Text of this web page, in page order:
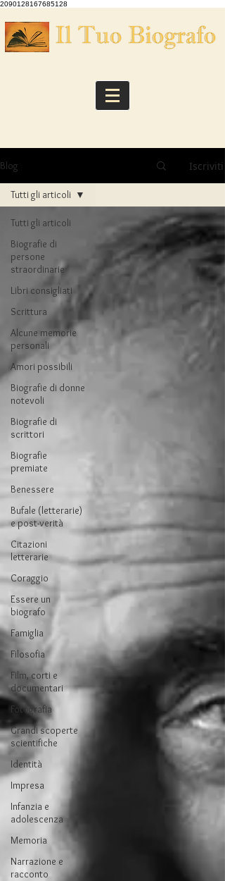
2090128167685128
Blog Iscriviti
Tutti gli articoli
Biografie di
persone
straordinarie
Libri consigliati
Scrittura
Alcune memorie
personali
Amori possibili
Biografie di donne
notevoli
Biografie di
scrittori
Biografie
premiate
Benessere
Bufale (letterarie)
e post-verità
Citazioni
letterarie
Coraggio
Essere un
biografo
Famiglia
Filosofia
Film, corti e
documentari
Fotografia
Grandi scoperte
scientifiche
Identità
Impresa
Infanzia e
adolescenza
Memoria
Narrazione e
racconto
Tutti gli articoli